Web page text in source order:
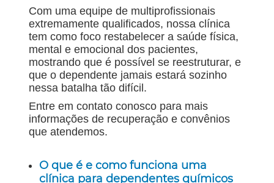
Com uma equipe de multiprofissionais
extremamente qualificados, nossa clínica
tem como foco restabelecer a saúde física,
mental e emocional dos pacientes,
mostrando que é possível se reestruturar, e
que o dependente jamais estará sozinho
nessa batalha tão difícil.
Entre em contato conosco para mais
informações de recuperação e convênios
que atendemos.
O que é e como funciona uma
clínica para dependentes químicos